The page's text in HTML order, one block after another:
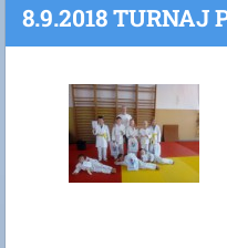
8.9.2018 TURNAJ